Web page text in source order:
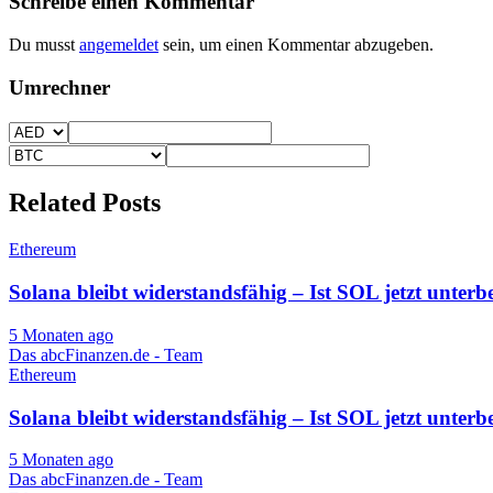
Du musst angemeldet sein, um einen Kommentar abzugeben.
Umrechner
Related Posts
Ethereum
Solana bleibt widerstandsfähig – Ist SOL jetzt
5 Monaten ago
Das abcFinanzen.de - Team
Ethereum
Solana bleibt widerstandsfähig – Ist SOL jetzt
5 Monaten ago
Das abcFinanzen.de - Team